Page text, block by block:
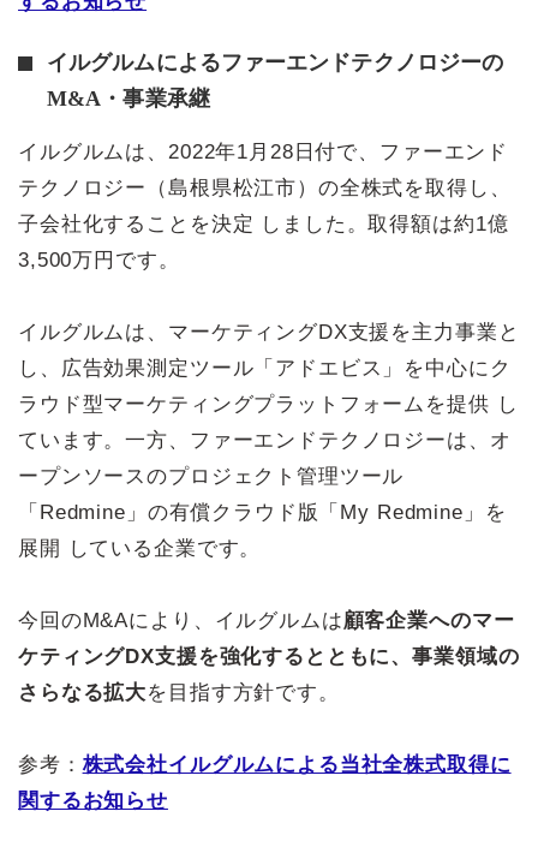
イルグルムによるファーエンドテクノロジーの
M&A・事業承継
イルグルムは、2022年1月28日付で、ファーエンド
テクノロジー（島根県松江市）の全株式を取得し、
子会社化することを決定 しました。取得額は約1億
3,500万円です。
イルグルムは、マーケティングDX支援を主力事業と
し、広告効果測定ツール「アドエビス」を中心にク
ラウド型マーケティングプラットフォームを提供 し
ています。一方、ファーエンドテクノロジーは、オ
ープンソースのプロジェクト管理ツール
「Redmine」の有償クラウド版「My Redmine」を
展開 している企業です。
今回のM&Aにより、イルグルムは顧客企業へのマー
ケティングDX支援を強化するとともに、事業領域の
さらなる拡大を目指す方針です。
参考： 株式会社イルグルムによる当社全株式取得に
関するお知らせ